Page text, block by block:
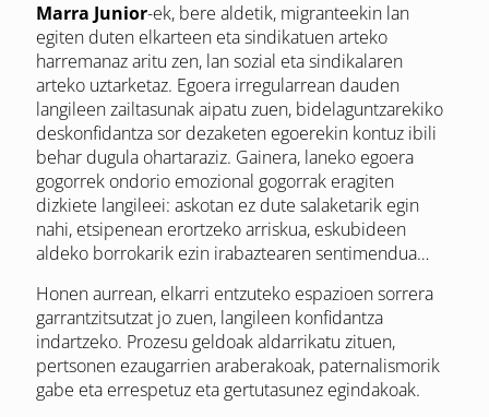
Marra Junior-ek, bere aldetik, migranteekin lan
egiten duten elkarteen eta sindikatuen arteko
harremanaz aritu zen, lan sozial eta sindikalaren
arteko uztarketaz. Egoera irregularrean dauden
langileen zailtasunak aipatu zuen, bidelaguntzarekiko
deskonfidantza sor dezaketen egoerekin kontuz ibili
behar dugula ohartaraziz. Gainera, laneko egoera
gogorrek ondorio emozional gogorrak eragiten
dizkiete langileei: askotan ez dute salaketarik egin
nahi, etsipenean erortzeko arriskua, eskubideen
aldeko borrokarik ezin irabaztearen sentimendua…
Honen aurrean, elkarri entzuteko espazioen sorrera
garrantzitsutzat jo zuen, langileen konfidantza
indartzeko. Prozesu geldoak aldarrikatu zituen,
pertsonen ezaugarrien araberakoak, paternalismorik
gabe eta errespetuz eta gertutasunez egindakoak.